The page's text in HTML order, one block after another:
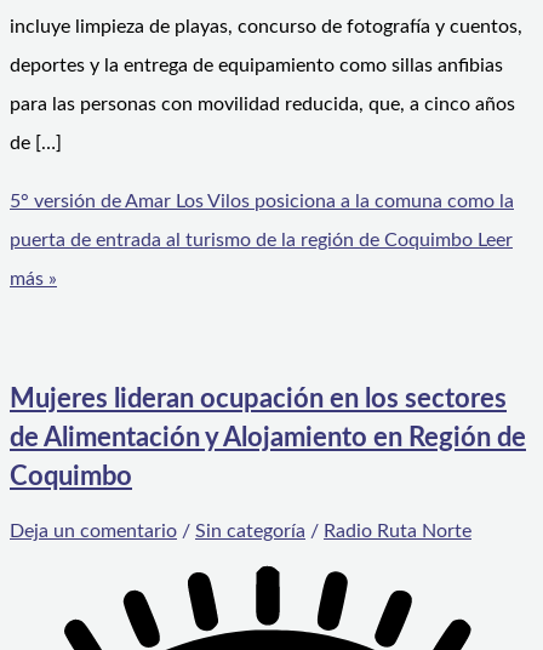
incluye limpieza de playas, concurso de fotografía y cuentos,
deportes y la entrega de equipamiento como sillas anfibias
para las personas con movilidad reducida, que, a cinco años
de […]
5° versión de Amar Los Vilos posiciona a la comuna como la
puerta de entrada al turismo de la región de Coquimbo Leer
más »
Mujeres lideran ocupación en los sectores
de Alimentación y Alojamiento en Región de
Coquimbo
Deja un comentario / Sin categoría / Radio Ruta Norte